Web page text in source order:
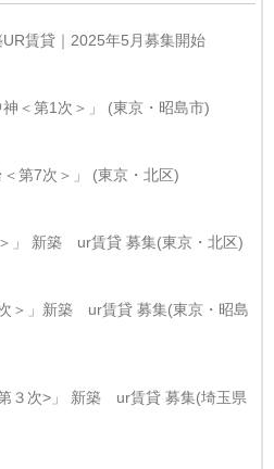
UR賃貸｜2025年5月募集開始
＜第1次＞」 (東京・昭島市)
第7次＞」 (東京・北区)
」 新築 ur賃貸 募集(東京・北区)
＞」新築 ur賃貸 募集(東京・昭島
３次>」 新築 ur賃貸 募集(埼玉県